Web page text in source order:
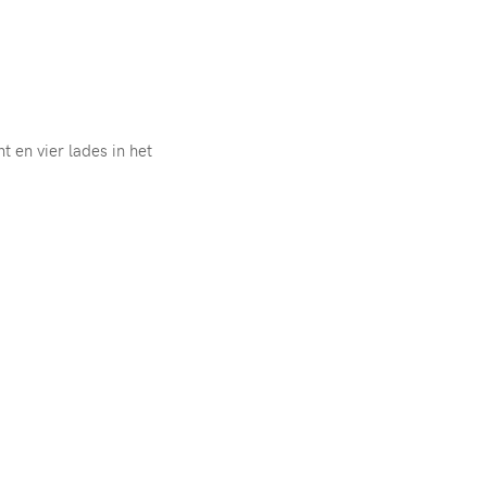
en vier lades in het